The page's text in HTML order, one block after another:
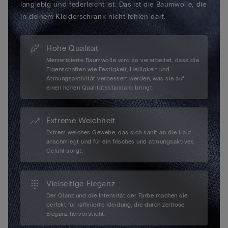
langlebig und federleicht ist. Das ist die Baumwolle, die
in deinem Kleiderschrank nicht fehlen darf.
Hohe Qualität
Merzerisierte Baumwolle wird so verarbeitet, dass die
Eigenschaften wie Festigkeit, Helligkeit und
Atmungsaktivität verbessert werden, was sie auf
einen hohen Qualitätsstandard bringt.
Extreme Weichheit
Extrem weiches Gewebe, das sich sanft an die Haut
anschmiegt und für ein frisches und atmungsaktives
Gefühl sorgt.
Vielseitige Eleganz
Der Glanz und die Intensität der Farbe machen sie
perfekt für raffinierte Kleidung, die durch zeitlose
Eleganz hervorsticht.